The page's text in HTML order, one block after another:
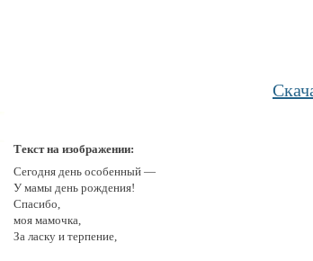
Текст на изображении:
Сегодня день особенный —
У мамы день рождения!
Спасибо,
моя мамочка,
За ласку и терпение,